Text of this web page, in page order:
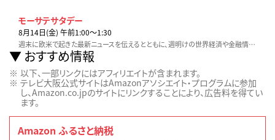
モーサテサタデー
8月14日(金) 午前1:00〜1:30
週末に欧米で起きた最新ニュースを伝えるとともに、週明けの世界経済や金融情勢を展望する新番組。番組のコンセプトは「世界が休んでいる間に、一歩先へ」
おすすめ情報
以下、一部リンクにはアフィリエイトが含まれます。
テレビ大阪公式サイトはAmazonアソシエイト・プログラムに参加
し、Amazon.co.jpのサイトにリンクすることにより、広告料を得てい
ます。
Amazon ふるさと納税